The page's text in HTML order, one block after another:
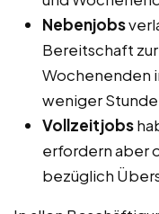
Nebenjobs
Bereitschaft
Wochenenden
weniger
Vollzeitjobs
erfordern aber
bezüglich